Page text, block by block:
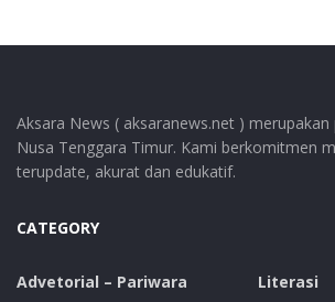
Aksara News ( aksaranews.net )
Nusa Tenggara Timur. Kami berkomitmen
terupdate, akurat dan edukatif.
CATEGORY
Advetorial – Pariwara
Literasi